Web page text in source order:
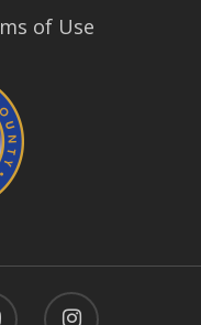
of Use